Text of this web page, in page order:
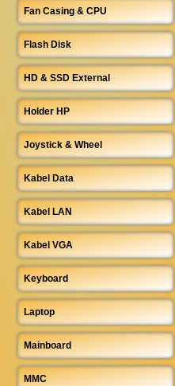
Fan Casing & CPU
Flash Disk
HD & SSD External
Holder HP
Joystick & Wheel
Kabel Data
Kabel LAN
Kabel VGA
Keyboard
Laptop
Mainboard
MMC